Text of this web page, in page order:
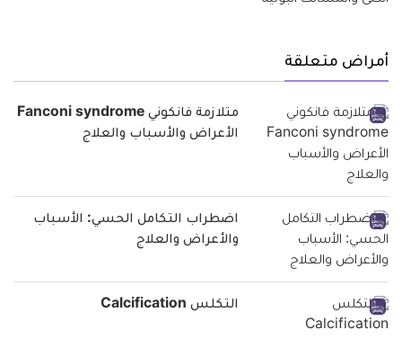
أمراض متعلقة
متلازمة فانكوني Fanconi syndrome
الأعراض والأسباب والعلاج
اضطراب التكامل الحسي: الأسباب
والأعراض والعلاج
التكلس Calcification